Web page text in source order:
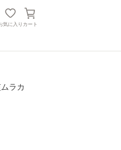
気に入り カート
ラカ